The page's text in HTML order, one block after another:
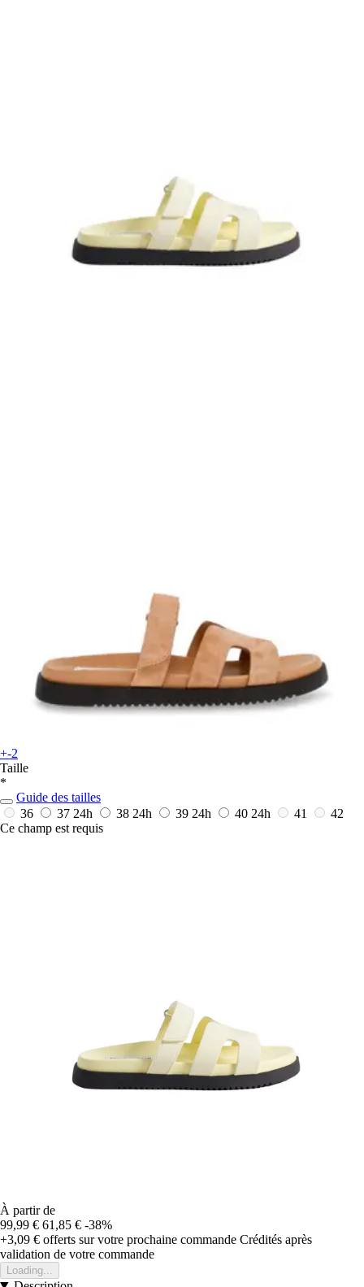
+-2
Taille
*
Guide des tailles
36
37 24h 38 24h 39 24h 40 24h 41
42
Ce champ est requis
À partir de
99,99 € 61,85 € -38%
+3,09 € offerts sur votre prochaine commande Crédités après
validation de votre commande
Loading...